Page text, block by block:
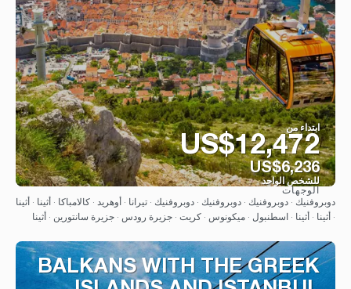
ابتداء من
US$12,472
US$6,236
للشخص الواحد
شاهد
الوجهات
دوبروفنيك · دوبروفنيك · دوبروفنيك · دوبروفنيك · تيرانا · أوهريد · كالامباكا · أثينا · أثينا
· أثينا · أثينا · اسطنبول · ميكونوس · كريت · جزيرة رودس · جزيرة سانتورين · أثينا
BALKANS WITH THE GREEK